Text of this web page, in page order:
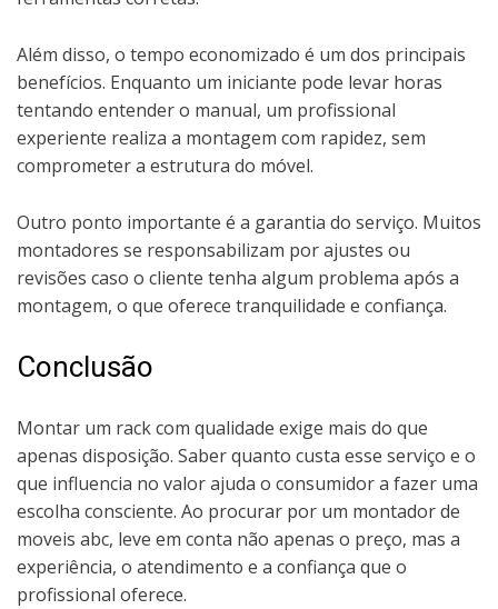
Além disso, o tempo economizado é um dos principais
benefícios. Enquanto um iniciante pode levar horas
tentando entender o manual, um profissional
experiente realiza a montagem com rapidez, sem
comprometer a estrutura do móvel.
Outro ponto importante é a garantia do serviço. Muitos
montadores se responsabilizam por ajustes ou
revisões caso o cliente tenha algum problema após a
montagem, o que oferece tranquilidade e confiança.
Conclusão
Montar um rack com qualidade exige mais do que
apenas disposição. Saber quanto custa esse serviço e o
que influencia no valor ajuda o consumidor a fazer uma
escolha consciente. Ao procurar por um montador de
moveis abc, leve em conta não apenas o preço, mas a
experiência, o atendimento e a confiança que o
profissional oferece.